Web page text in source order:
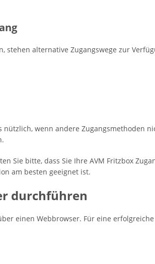
stehen alternative Zugangswege zur
nützlich, wenn andere Zugangsmethoden
Sie bitte, dass Sie Ihre AVM Fritzbox
am besten geeignet ist.
durchführen
einen Webbrowser. Für eine